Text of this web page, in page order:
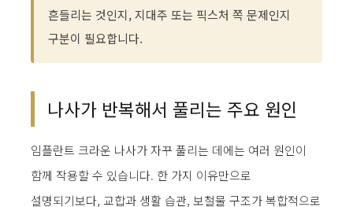
흔들리는 것인지, 지대주 또는 픽스처 쪽 문제인지
구분이 필요합니다.
나사가 반복해서 풀리는 주요 원인
임플란트 크라운 나사가 자꾸 풀리는 데에는 여러 원인이
함께 작용할 수 있습니다. 한 가지 이유만으로
설명되기보다, 교합과 생활 습관, 보철물 구조가 복합적으로